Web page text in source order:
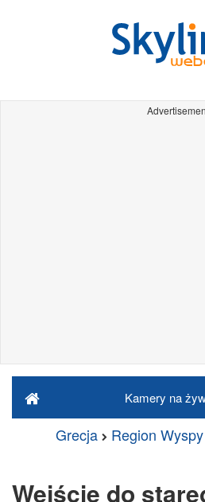
Kamery na
Grecja
Region
Wejście do